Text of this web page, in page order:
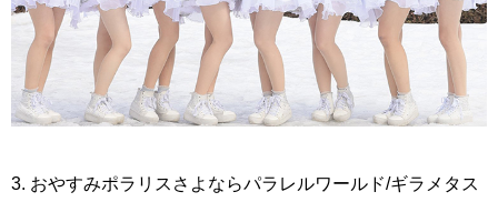
3. おやすみポラリスさよならパラレルワールド/ギラメタス